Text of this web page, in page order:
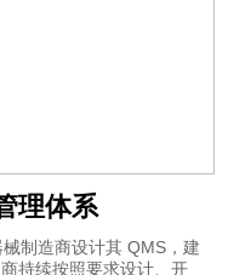
理体系
制造商设计其 QMS，建
持续按照要求设计、开